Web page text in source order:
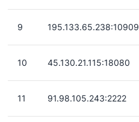
9 195.133.65.238:10909
10 45.130.21.115:18080
11 91.98.105.243:2222